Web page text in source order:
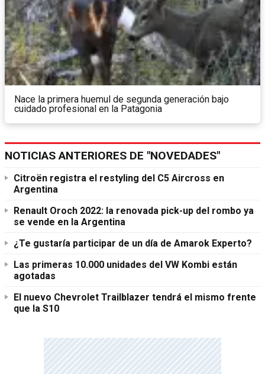
Nace la primera huemul de segunda generación bajo
cuidado profesional en la Patagonia
NOTICIAS ANTERIORES DE "NOVEDADES"
Citroën registra el restyling del C5 Aircross en
Argentina
Renault Oroch 2022: la renovada pick-up del rombo ya
se vende en la Argentina
¿Te gustaría participar de un día de Amarok Experto?
Las primeras 10.000 unidades del VW Kombi están
agotadas
El nuevo Chevrolet Trailblazer tendrá el mismo frente
que la S10